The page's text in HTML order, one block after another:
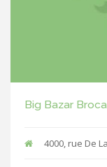
Big Bazar
4000, rue De